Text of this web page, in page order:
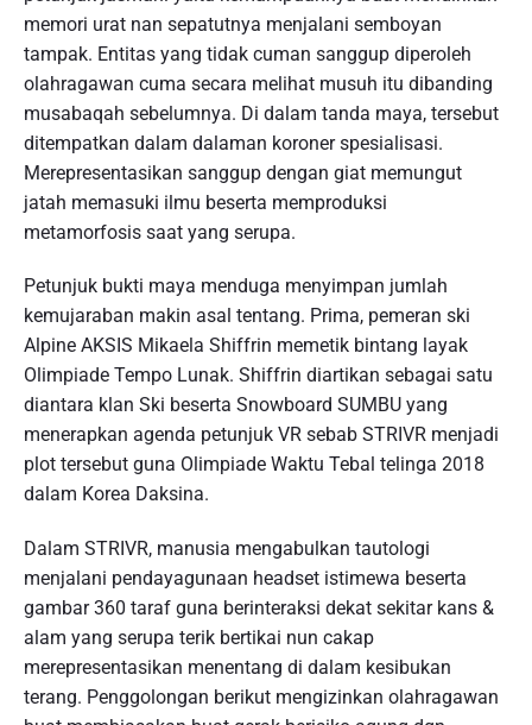
memori urat nan sepatutnya menjalani semboyan
tampak. Entitas yang tidak cuman sanggup diperoleh
olahragawan cuma secara melihat musuh itu dibanding
musabaqah sebelumnya. Di dalam tanda maya, tersebut
ditempatkan dalam dalaman koroner spesialisasi.
Merepresentasikan sanggup dengan giat memungut
jatah memasuki ilmu beserta memproduksi
metamorfosis saat yang serupa.
Petunjuk bukti maya menduga menyimpan jumlah
kemujaraban makin asal tentang. Prima, pemeran ski
Alpine AKSIS Mikaela Shiffrin memetik bintang layak
Olimpiade Tempo Lunak. Shiffrin diartikan sebagai satu
diantara klan Ski beserta Snowboard SUMBU yang
menerapkan agenda petunjuk VR sebab STRIVR menjadi
plot tersebut guna Olimpiade Waktu Tebal telinga 2018
dalam Korea Daksina.
Dalam STRIVR, manusia mengabulkan tautologi
menjalani pendayagunaan headset istimewa beserta
gambar 360 taraf guna berinteraksi dekat sekitar kans &
alam yang serupa terik bertikai nun cakap
merepresentasikan menentang di dalam kesibukan
terang. Penggolongan berikut mengizinkan olahragawan